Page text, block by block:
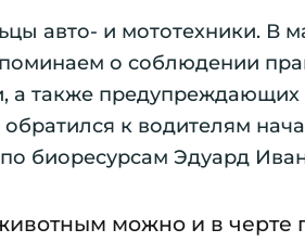
авто- и мототехники. В
о соблюдении
а также предупреждающих
к водителям
биоресурсам Эдуард
можно и в черте